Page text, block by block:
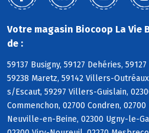
Votre magasin Biocoop La Vie
de :
59137 Busigny, 59127 Dehéries,
59238 Maretz, 59142 Villers-
s/Escaut, 59297 Villers-Guislain,
Commenchon, 02700 Condren,
Neuville-en-Beine, 02300 Ugny-le-